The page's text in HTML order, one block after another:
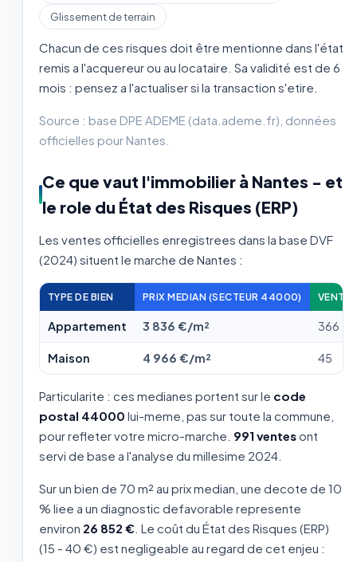
Glissement de terrain
Chacun de ces risques doit être mentionne dans l'état
remis a l'acquereur ou au locataire. Sa validité est de 6
mois : pensez a l'actualiser si la transaction s'etire.
Source : base DPE ADEME (data.ademe.fr), données
officielles pour Nantes.
Ce que vaut l'immobilier à Nantes - et
le role du État des Risques (ERP)
Les ventes officielles enregistrees dans la base DVF
(2024) situent le marche de Nantes :
TYPE DE BIEN PRIX MEDIAN (SECTEUR 44000)
Appartement 3 836 €/m² 366
Maison 4 966 €/m² 45
Particularite : ces medianes portent sur le code
postal 44000 lui-meme, pas sur toute la commune,
pour refleter votre micro-marche. 991 ventesont
servi de base a l'analyse du millesime 2024.
Sur un bien de 70 m² au prix median, une decote de 10
% liee a un diagnostic defavorable represente
environ 26 852 € . Le coût du État des Risques (ERP)
(15 - 40 €) est negligeable au regard de cet enjeu :